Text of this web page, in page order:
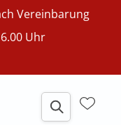
Vereinbarung
Uhr